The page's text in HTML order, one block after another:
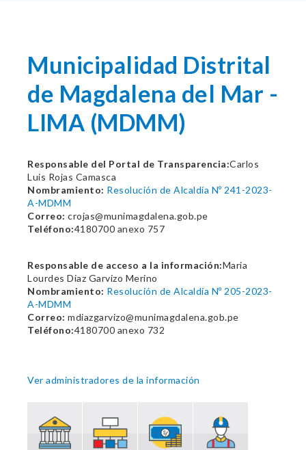
Municipalidad Distrital
de Magdalena del Mar -
LIMA (MDMM)
Responsable del Portal de Transparencia:Carlos
Luis Rojas Camasca
Nombramiento: Resolución de Alcaldía Nº 241-2023-
A-MDMM
Correo: crojas@munimagdalena.gob.pe
Teléfono:4180700 anexo 757
Responsable de acceso a la información:Maria
Lourdes Diaz Garvizo Merino
Nombramiento: Resolución de Alcaldía Nº 205-2023-
A-MDMM
Correo: mdiazgarvizo@munimagdalena.gob.pe
Teléfono:4180700 anexo 732
Ver administradores de la información